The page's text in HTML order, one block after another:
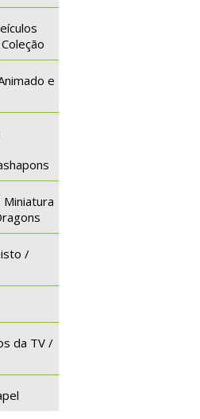
e
/
da TV /